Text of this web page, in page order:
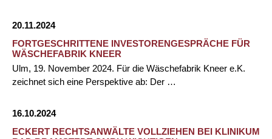
20.11.2024
FORTGESCHRITTENE INVESTORENGESPRÄCHE FÜR
WÄSCHEFABRIK KNEER
Ulm, 19. November 2024. Für die Wäschefabrik Kneer e.K.
zeichnet sich eine Perspektive ab: Der …
16.10.2024
ECKERT RECHTSANWÄLTE VOLLZIEHEN BEI KLINIKUM